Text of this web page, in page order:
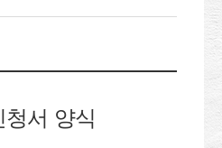
청서 양식